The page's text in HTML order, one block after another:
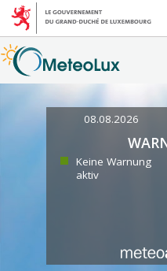
08.08.2026
Keine Warnung
aktiv